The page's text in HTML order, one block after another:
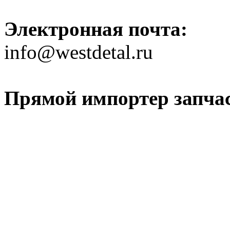
Электронная почта:
info@westdetal.ru
Прямой импортер